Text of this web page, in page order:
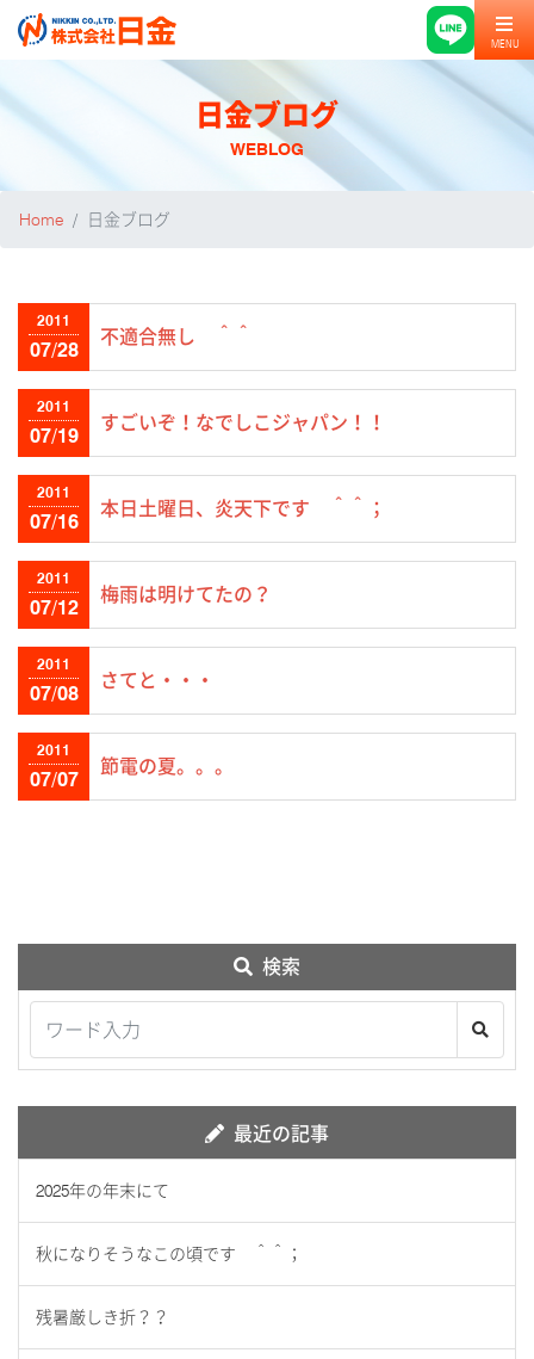
MENU
日金ブログ
WEBLOG
Home 日金ブログ
2011
07/28
不適合無し ＾＾
2011
07/19
すごいぞ！なでしこジャパン！！
2011
07/16
本日土曜日、炎天下です ＾＾；
2011
07/12
梅雨は明けてたの？
2011
07/08
さてと・・・
2011
07/07
節電の夏。。。
検索
最近の記事
2025年の年末にて
秋になりそうなこの頃です ＾＾；
残暑厳しき折？？